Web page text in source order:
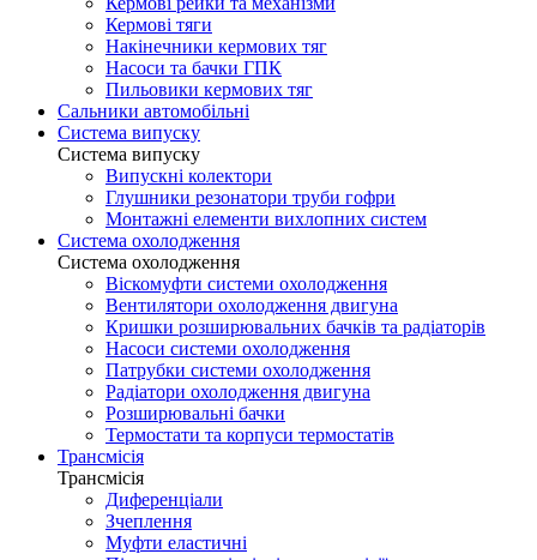
Кермові тяги
Накінечники кермових тяг
Насоси та бачки ГПК
Пильовики кермових тяг
Сальники автомобільні
Система випуску
Система випуску
Випускні колектори
Глушники резонатори труби гофри
Монтажні елементи вихлопних систем
Система охолодження
Система охолодження
Віскомуфти системи охолодження
Вентилятори охолодження двигуна
Кришки розширювальних бачків та радіаторів
Насоси системи охолодження
Патрубки системи охолодження
Радіатори охолодження двигуна
Розширювальні бачки
Термостати та корпуси термостатів
Трансмісія
Трансмісія
Диференціали
Зчеплення
Муфти еластичні